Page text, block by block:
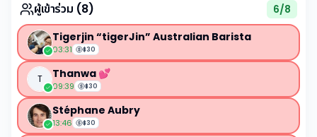
ผู้เข้าร่วม (8) 6/8
Tigerjin “tigerJin” Australian Barista
03:31 ฿30
T Thanwa 💕
09:39 ฿30
Stéphane Aubry
13:46 ฿30